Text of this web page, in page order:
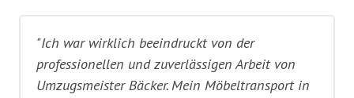
"Ich war wirklich beeindruckt von der
professionellen und zuverlässigen Arbeit von
Umzugsmeister Bäcker. Mein Möbeltransport in